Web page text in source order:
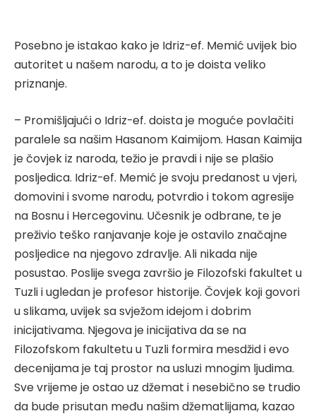
Posebno je istakao kako je Idriz-ef. Memić uvijek bio
autoritet u našem narodu, a to je doista veliko
priznanje.
– Promišljajući o Idriz-ef. doista je moguće povlačiti
paralele sa našim Hasanom Kaimijom. Hasan Kaimija
je čovjek iz naroda, težio je pravdi i nije se plašio
posljedica. Idriz-ef. Memić je svoju predanost u vjeri,
domovini i svome narodu, potvrdio i tokom agresije
na Bosnu i Hercegovinu. Učesnik je odbrane, te je
preživio teško ranjavanje koje je ostavilo značajne
posljedice na njegovo zdravlje. Ali nikada nije
posustao. Poslije svega završio je Filozofski fakultet u
Tuzli i ugledan je profesor historije. Čovjek koji govori
u slikama, uvijek sa svježom idejom i dobrim
inicijativama. Njegova je inicijativa da se na
Filozofskom fakultetu u Tuzli formira mesdžid i evo
decenijama je taj prostor na usluzi mnogim ljudima.
Sve vrijeme je ostao uz džemat i nesebično se trudio
da bude prisutan među našim džematlijama, kazao